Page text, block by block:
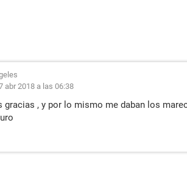
abr 2018 a las 06:38
gracias , y por lo mismo me daban los